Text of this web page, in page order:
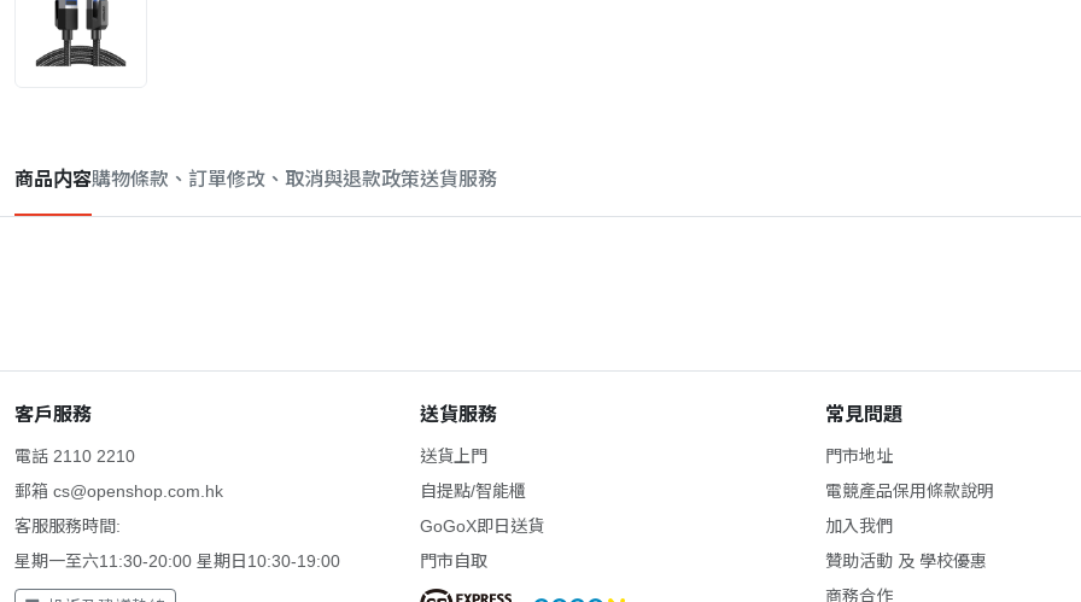
商品内容購物條款、訂單修改、取消與退款政策送貨服務
客戶服務
電話 2110 2210
郵箱 cs@openshop.com.hk
客服服務時間:
星期一至六11:30-20:00 星期日10:30-19:00
送貨服務
送貨上門
自提點/智能櫃
GoGoX即日送貨
門市自取
常見問題
門市地址
電競產品保用條款說明
加入我們
贊助活動 及 學校優惠
商務合作